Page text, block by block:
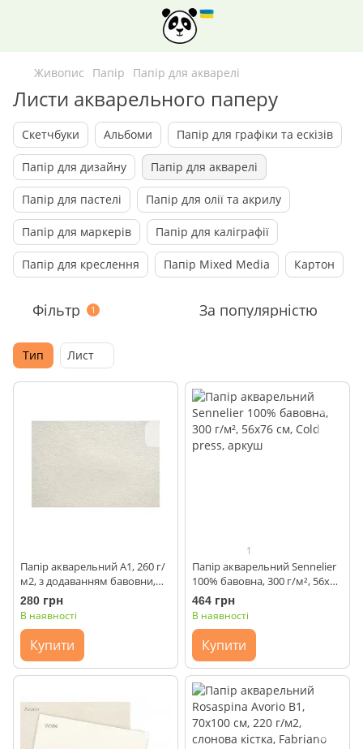
Живопис Папiр Папір для акварелі
Листи акварельного паперу
Скетчбуки Альбоми Папір для графiки та ескізів
Папiр для дизайну Папір для акварелі
Папір для пастелі Папір для олії та акрилу
Папір для маркерів Папір для каліграфії
Папір для креслення Папiр Mixed Media Картон
Фільтр 1 За популярністю
Тип Лист
Папір акварельний А1, 260 г/
м2, з додаванням бавовни,
Smiltainis
280 грн
В наявності
Купити
1
Папір акварельний Sennelier
100% бавовна, 300 г/м², 56х76
см, Cold press, аркуш
464 грн
В наявності
Купити